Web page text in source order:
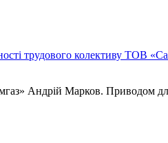
трудового колективу ТОВ
Андрій Марков. Приводом